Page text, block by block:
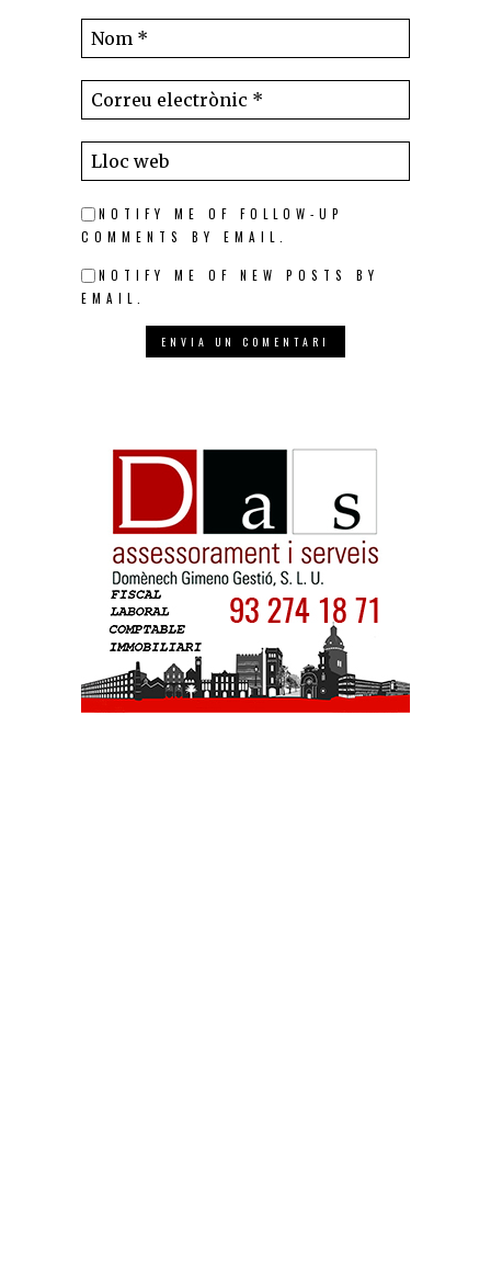
NOTIFY ME OF FOLLOW-UP
COMMENTS BY EMAIL.
NOTIFY ME OF NEW POSTS BY
EMAIL.